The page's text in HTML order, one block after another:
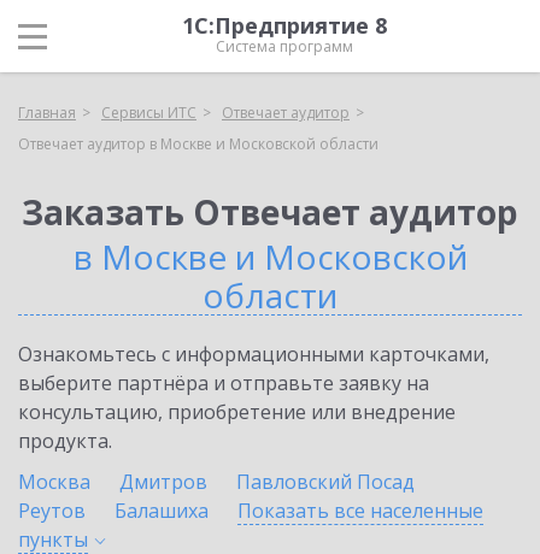
1С:Предприятие 8
Система программ
Главная Сервисы ИТС
Отвечает аудитор
Отвечает аудитор в Москве и Московской области
Заказать Отвечает аудитор
в Москве и Московской
области
Ознакомьтесь с информационными карточками,
выберите партнёра и отправьте заявку на
консультацию, приобретение или внедрение
продукта.
Москва
Дмитров
Павловский Посад
Реутов
Балашиха
Показать все населенные
пункты